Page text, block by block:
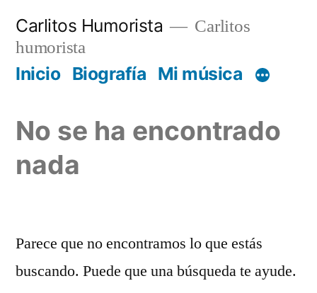
contenido
Carlitos Humorista
Carlitos
humorista
Inicio Biografía Mi música
No se ha encontrado
nada
Parece que no encontramos lo que estás
buscando. Puede que una búsqueda te ayude.